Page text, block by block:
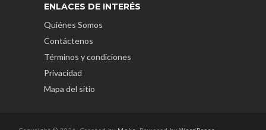
ENLACES DE INTERÉS
Quiénes Somos
Contáctenos
Términos y condiciones
Privacidad
Mapa del sitio